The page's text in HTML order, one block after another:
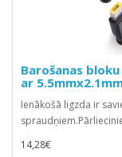
Barošanas
ar
Ienākošā ligzda ir
14,28€